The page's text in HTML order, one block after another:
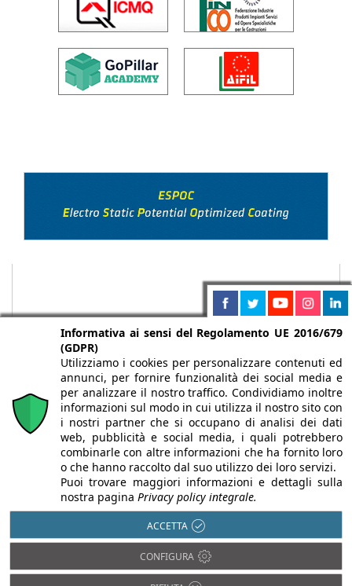
Chi siamo Autori Per la tua pubblicità
Iscriviti alla
newsletter
Infobuild è testata registrata presso il Tribunale di Milano al n° 63
dell’8/3/2013 - ISSN 2282-2267
Informativa ai sensi del Regolamento UE 2016/679
(GDPR)
Utilizziamo i cookies per personalizzare contenuti ed
annunci, per fornire funzionalità dei social media e
per analizzare il nostro traffico. Condividiamo inoltre
informazioni sul modo in cui utilizza il nostro sito con
i nostri partner che si occupano di analisi dei dati
web, pubblicità e social media, i quali potrebbero
combinarle con altre informazioni che ha fornito loro
o che hanno raccolto dal suo utilizzo dei loro servizi.
Puoi trovare maggiori informazioni e dettagli sulla
nostra pagina Privacy policy integrale.
ACCETTA
CONFIGURA